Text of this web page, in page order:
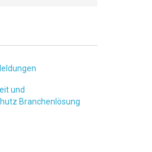
und
Branchenlösung